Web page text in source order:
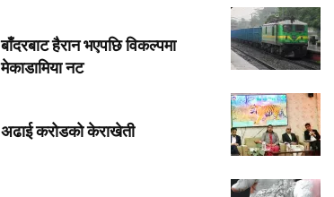
बाँदरबाट हैरान भएपछि विकल्पमा
मेकाडामिया नट
अढाई करोडको केराखेती